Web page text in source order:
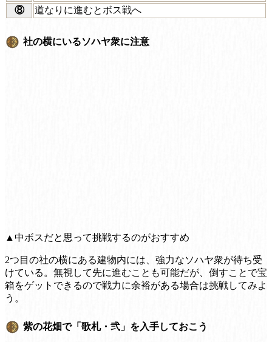
⑧
道なりに進むとボス戦へ
社の横にいるソハヤ衆に注意
▲中ボスだと思って挑戦するのがおすすめ
2つ目の社の横にある建物内には、強力なソハヤ衆が待ち受
けている。無視して先に進むことも可能だが、倒すことで宝
箱をゲットできるので戦力に余裕がある場合は挑戦してみよ
う。
紫の花畑で「歌札・弐」を入手しておこう